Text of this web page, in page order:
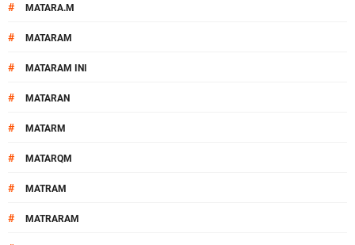
# MATARA.M
# MATARAM
# MATARAM INI
# MATARAN
# MATARM
# MATARQM
# MATRAM
# MATRARAM